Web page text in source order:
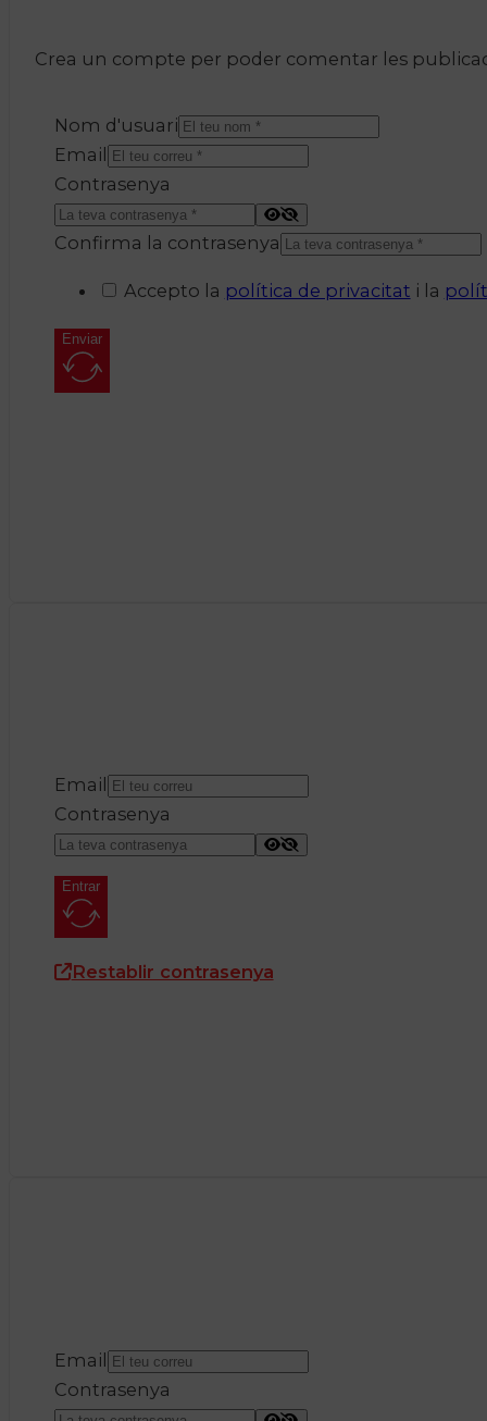
Crea un compte per poder comentar les
Nom d'usuari
Email
Contrasenya
Confirma la contrasenya
Accepto la política de privacitat i la
Enviar
Email
Contrasenya
Entrar
Restablir contrasenya
Email
Contrasenya